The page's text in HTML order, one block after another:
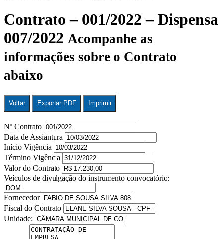
Contrato – 001/2022 – Dispensa
007/2022 Acompanhe as
informações sobre o Contrato
abaixo
Voltar Exportar PDF Imprimir
Nº Contrato
Data de Assiantura
Início Vigência
Término Vigência
Valor do Contrato
Veículos de divulgação do instrumento convocatório:
Fornecedor
Fiscal do Contrato
Unidade: